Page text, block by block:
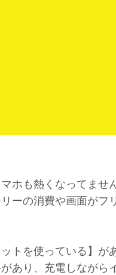
ホも熱くなってませ
ーの消費や画面が
トを使っている】が
あり、充電しなが